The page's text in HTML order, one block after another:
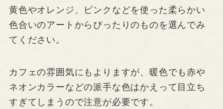
黄色やオレンジ、ピンクなどを使った柔らかい
色合いのアートからぴったりのものを選んでみ
てください。
カフェの雰囲気にもよりますが、暖色でも赤や
ネオンカラーなどの派手な色はかえって目立ち
すぎてしまうので注意が必要です。